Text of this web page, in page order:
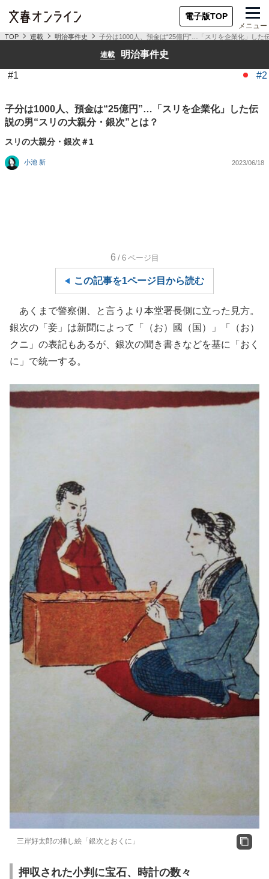
電子版TOP
メニュー
TOP 連載 明治事件史 子分は1000人、預金は“25億円”…「スリを企業化」した
連載 明治事件史
#1 #2
子分は1000人、預金は“25億円”…「スリを企業化」した伝
説の男“スリの大親分・銀次”とは？
スリの大親分・銀次＃1
小池 新 2023/06/18
6 /6 ページ目
この記事を1ページ目から読む
あくまで警察側、と言うより本堂署長側に立った見方。
銀次の「妾」は新聞によって「（お）國（国）」「（お）
クニ」の表記もあるが、銀次の聞き書きなどを基に「おく
に」で統一する。
三岸好太郎の挿し絵「銀次とおくに」
押収された小判に宝石、時計の数々